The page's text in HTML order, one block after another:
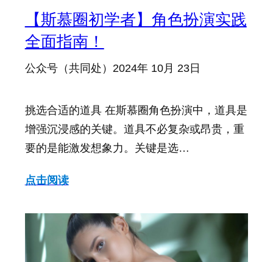
【斯慕圈初学者】角色扮演实践
全面指南！
公众号（共同处） 2024年 10月 23日
挑选合适的道具 在斯慕圈角色扮演中，道具是
增强沉浸感的关键。道具不必复杂或昂贵，重
要的是能激发想象力。关键是选…
点击阅读